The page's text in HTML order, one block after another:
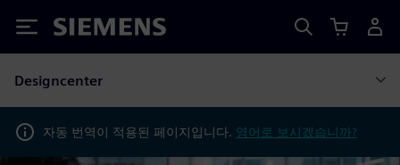
Siemens
Designcenter
자동 번역이 적용된 페이지입니다. 영어로 보시겠습니까?